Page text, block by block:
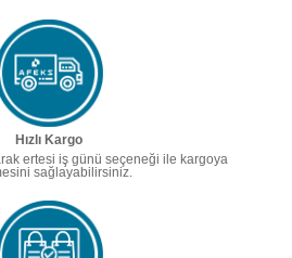
Hızlı Kargo
ertesi iş günü seçeneği ile kargoya
sağlayabilirsiniz.